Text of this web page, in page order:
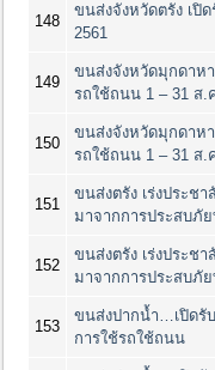
148
ขนส่งจังหวัดตรัง เปิ
2561
149
ขนส่งจังหวัดมุกดาห
รถใช้ถนน 1 – 31 ส.
150
ขนส่งจังหวัดมุกดาห
รถใช้ถนน 1 – 31 ส.
151
ขนส่งตรัง เร่งประช
มาจากการประสบภั
152
ขนส่งตรัง เร่งประช
มาจากการประสบภั
153
ขนส่งปากน้ำ…เปิดรั
การใช้รถใช้ถนน